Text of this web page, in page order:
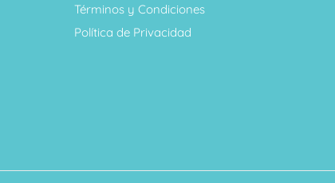
Términos y Condiciones
Política de Privacidad